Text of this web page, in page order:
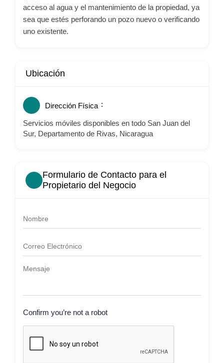
acceso al agua y el mantenimiento de la propiedad, ya
sea que estés perforando un pozo nuevo o verificando
uno existente.
Ubicación
Dirección Física
Servicios móviles disponibles en todo San Juan del
Sur, Departamento de Rivas, Nicaragua
Formulario de Contacto para el
Propietario del Negocio
Confirm you’re not a robot